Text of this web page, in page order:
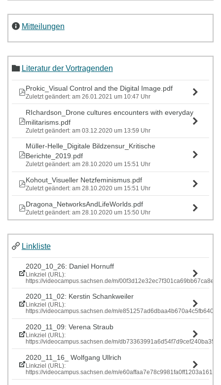
Mitteilungen
Literatur der Vortragenden
Prokic_Visual Control and the Digital Image.pdf
Zuletzt geändert: am 26.01.2021 um 10:47 Uhr
RIchardson_Drone cultures encounters with everyday
militarisms.pdf
Zuletzt geändert: am 03.12.2020 um 13:59 Uhr
Müller-Helle_Digitale Bildzensur_Kritische
Berichte_2019.pdf
Zuletzt geändert: am 28.10.2020 um 15:51 Uhr
Kohout_Visueller Netzfeminismus.pdf
Zuletzt geändert: am 28.10.2020 um 15:51 Uhr
Dragona_NetworksAndLifeWorlds.pdf
Zuletzt geändert: am 28.10.2020 um 15:50 Uhr
Linkliste
2020_10_26: Daniel Hornuff
Linkziel (URL):
https://videocampus.sachsen.de/m/
2020_11_02: Kerstin Schankweiler
Linkziel (URL):
https://videocampus.sachsen.de/m/
2020_11_09: Verena Straub
Linkziel (URL):
https://videocampus.sachsen.de/m/
2020_11_16_ Wolfgang Ullrich
Linkziel (URL):
https://videocampus.sachsen.de/m/